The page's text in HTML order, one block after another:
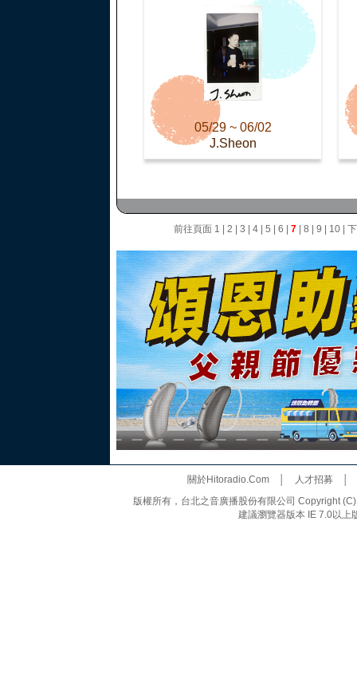
05/29 ~ 06/02
J.Sheon
前往頁面 1 2 3 4| 5 6 7| 8 9 10|
關於Hitoradio.Com│ 人才招募
版權所有，台北之音廣播股份有限公司 Copyright
建議瀏覽器版本 IE 7.0以上